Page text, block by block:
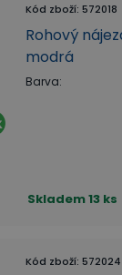
Kód zboží: 572018
Rohový
modrá
Barva:
Skladem13 ks
Kód zboží: 572024